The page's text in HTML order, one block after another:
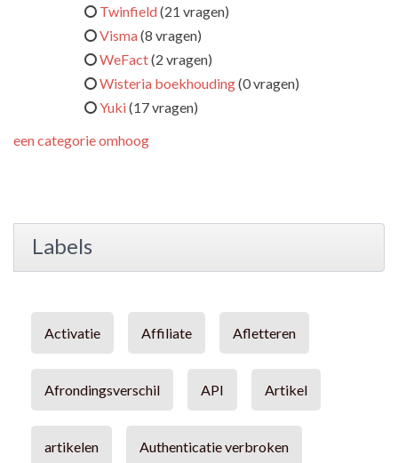
Twinfield(21 vragen)
Visma(8 vragen)
WeFact(2 vragen)
Wisteria boekhouding(0 vragen)
Yuki(17 vragen)
een categorie omhoog
Labels
Activatie Affiliate Afletteren
Afrondingsverschil API Artikel
artikelen Authenticatie verbroken